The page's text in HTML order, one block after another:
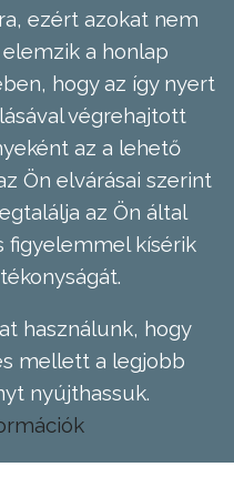
ezért azokat nem
a honlap
hogy az így nyert
végrehajtott
az a lehető
Ön elvárásai szerint
az Ön által
figyelemmel kísérik
használunk, hogy
mellett a legjobb
nyújthassuk.